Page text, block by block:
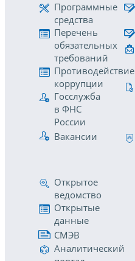
Программные
средства
Перечень
обязательных
требований
Противодействие
коррупции
Госслужба
в ФНС
России
Вакансии
Открытое
ведомство
Открытые
данные
СМЭВ
Аналитический